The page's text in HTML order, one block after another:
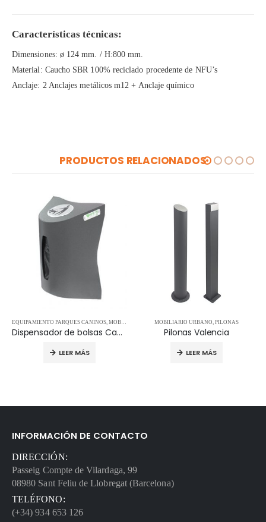
Características técnicas:
Dimensiones: ø 124 mm. / H:800 mm.
Material: Caucho SBR 100% reciclado procedente de NFU’s
Anclaje: 2 Anclajes metálicos m12 + Anclaje químico
PRODUCTOS RELACIONADOS
EQUIPAMIENTO PARQUES CANINOS MOBILIARIO URBANO
Dispensador de bolsas Can Adapt
LEER MÁS
MOBILIARIO URBANO PILONAS
Pilonas Valencia
LEER MÁS
INFORMACIÓN DE CONTACTO
DIRECCIÓN:
Passeig Compte de Vilardaga, 99
08980 Sant Feliu de Llobregat (Barcelona)
TELÉFONO:
(+34) 934 653 126